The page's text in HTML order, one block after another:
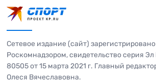
Сетевое издание (сайт) зарегистрировано
Роскомнадзором, свидетельство серия
80505 от 15 марта 2021 г. Главный
Олеся Вячеславовна.